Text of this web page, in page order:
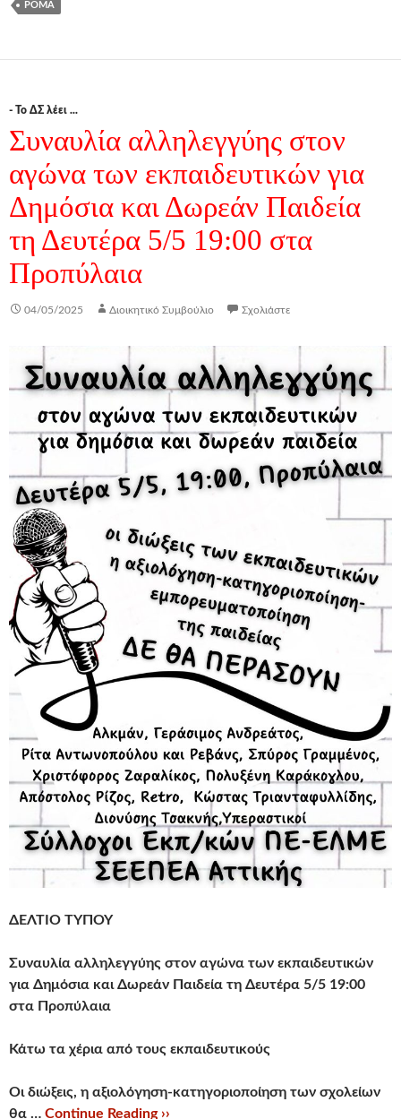
ΡΟΜΆ
- Το ΔΣ λέει ...
Συναυλία αλληλεγγύης στον
αγώνα των εκπαιδευτικών για
Δημόσια και Δωρεάν Παιδεία
τη Δευτέρα 5/5 19:00 στα
Προπύλαια
04/05/2025 Διοικητικό Συμβούλιο Σχολιάστε
ΔΕΛΤΙΟ ΤΥΠΟΥ
Συναυλία αλληλεγγύης στον αγώνα των εκπαιδευτικών
για Δημόσια και Δωρεάν Παιδεία τη Δευτέρα 5/5 19:00
στα Προπύλαια
Κάτω τα χέρια από τους εκπαιδευτικούς
Οι διώξεις, η αξιολόγηση-κατηγοριοποίηση των σχολείων
θα … Continue Reading ››